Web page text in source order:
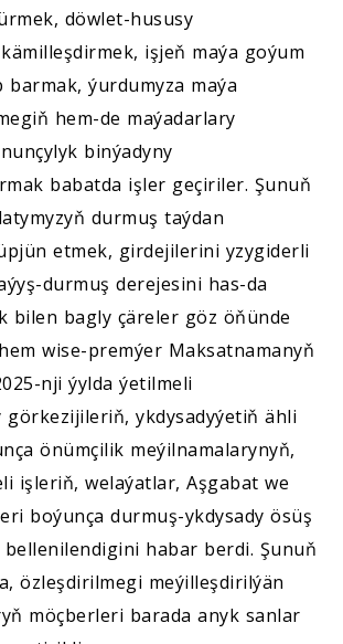
döwlet-hususy
işjeň maýa goýum
barmak, ýurdumyza maýa
hem-de maýadarlary
binýadyny
babatda işler geçiriler. Şunuň
durmuş taýdan
etmek, girdejilerini yzygiderli
durmuş derejesini has-da
bilen bagly çäreler göz öňünde
wise-premýer Maksatnamanyň
nji ýylda ýetilmeli
görkezijileriň, ykdysadyýetiň ähli
önümçilik meýilnamalarynyň,
işleriň, welaýatlar, Aşgabat we
boýunça durmuş-ykdysady ösüş
habar berdi. Şunuň
özleşdirilmegi meýilleşdirilýän
möçberleri barada anyk sanlar